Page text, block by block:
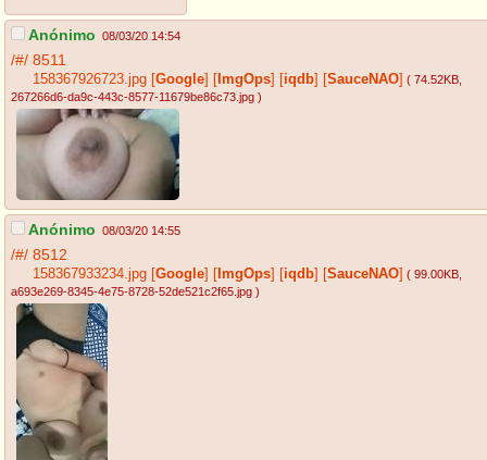
Anónimo 08/03/20 14:54
/#/ 8511
158367926723.jpg [Google] [ ImgOps] [iqdb] [SauceNAO] ( 74.52KB
267266d6-da9c-443c-8577-11679be86c73.jpg )
Anónimo 08/03/20 14:55
/#/ 8512
158367933234.jpg [Google] [ ImgOps] [iqdb] [SauceNAO] ( 99.00KB
a693e269-8345-4e75-8728-52de521c2f65.jpg )